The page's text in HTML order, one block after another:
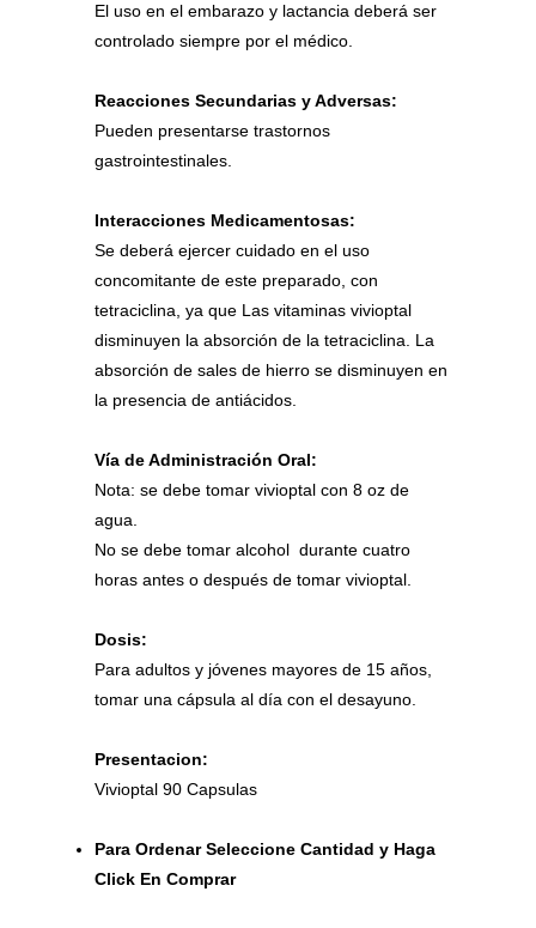
El uso en el embarazo y lactancia deberá ser
controlado siempre por el médico.
Reacciones Secundarias y Adversas:
Pueden presentarse trastornos
gastrointestinales.
Interacciones Medicamentosas:
Se deberá ejercer cuidado en el uso
concomitante de este preparado, con
tetraciclina, ya que Las vitaminas vivioptal
disminuyen la absorción de la tetraciclina. La
absorción de sales de hierro se disminuyen en
la presencia de antiácidos.
Vía de Administración Oral:
Nota: se debe tomar vivioptal con 8 oz de
agua.
No se debe tomar alcohol durante cuatro
horas antes o después de tomar vivioptal.
Dosis:
Para adultos y jóvenes mayores de 15 años,
tomar una cápsula al día con el desayuno.
Presentacion:
Vivioptal 90 Capsulas
Para Ordenar Seleccione Cantidad y Haga
Click En Comprar